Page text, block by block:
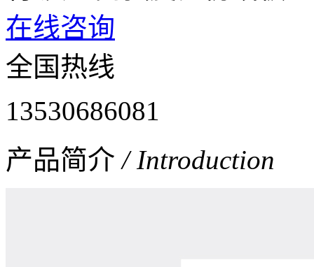
在线咨询
全国热线
13530686081
产品简介 / Introduction